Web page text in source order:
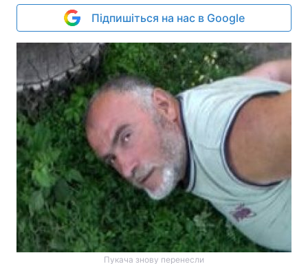
Підпишіться на нас в Google
Пукача знову перенесли